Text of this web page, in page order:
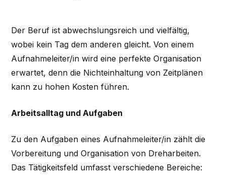
Der Beruf ist abwechslungsreich und vielfältig,
wobei kein Tag dem anderen gleicht. Von einem
Aufnahmeleiter/in wird eine perfekte Organisation
erwartet, denn die Nichteinhaltung von Zeitplänen
kann zu hohen Kosten führen.
Arbeitsalltag und Aufgaben
Zu den Aufgaben eines Aufnahmeleiter/in zählt die
Vorbereitung und Organisation von Dreharbeiten.
Das Tätigkeitsfeld umfasst verschiedene Bereiche: